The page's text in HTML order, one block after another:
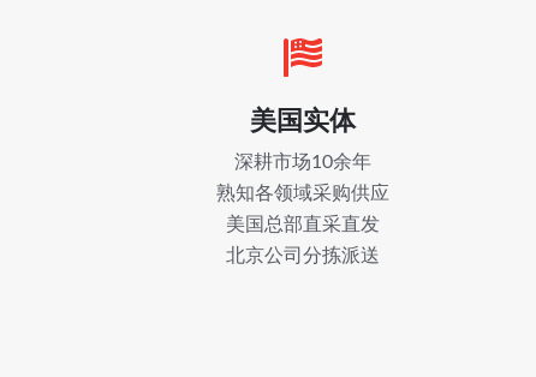
美国实体
深耕市场10余年
熟知各领域采购供应
美国总部直采直发
北京公司分拣派送